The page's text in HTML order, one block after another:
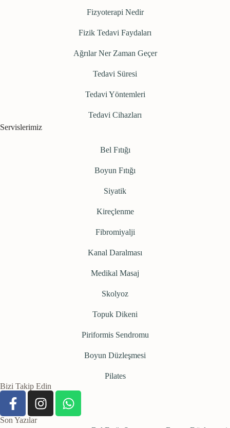
Fizyoterapi Nedir
Fizik Tedavi Faydaları
Ağrılar Ner Zaman Geçer
Tedavi Süresi
Tedavi Yöntemleri
Tedavi Cihazları
Servislerimiz
Bel Fıtığı
Boyun Fıtığı
Siyatik
Kireçlenme
Fibromiyalji
Kanal Daralması
Medikal Masaj
Skolyoz
Topuk Dikeni
Piriformis Sendromu
Boyun Düzleşmesi
Pilates
Bizi Takip Edin
Son Yazılar